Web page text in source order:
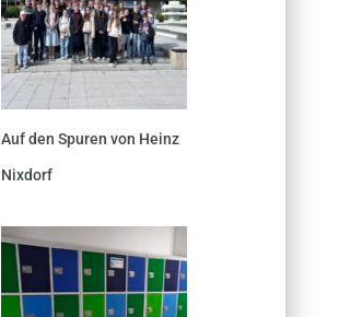
Auf den Spuren von Heinz
Nixdorf